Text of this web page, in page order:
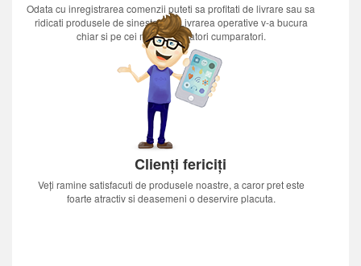
Odata cu inregistrarea comenzii puteti sa profitati de livrare sau sa
ridicati produsele de sinestatator.Livrarea operative v-a bucura
chiar si pe cei mai nerabdatori cumparatori.
Clienți fericiți
Veți ramine satisfacuti de produsele noastre, a caror pret este
foarte atractiv si deasemeni o deservire placuta.